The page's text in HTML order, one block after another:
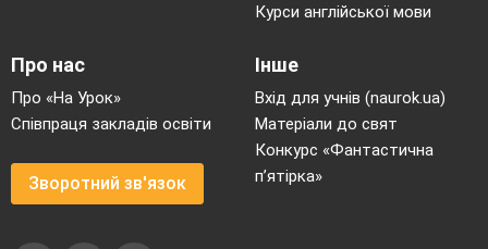
Курси англійської мови
Про нас
Про «На Урок»
Співпраця закладів освіти
Зворотний зв'язок
Інше
Вхід для учнів (naurok.ua)
Матеріали до свят
Конкурс «Фантастична
п’ятірка»